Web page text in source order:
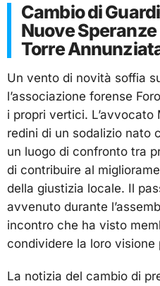
Cambio di
Nuove
Torre
Un vento di novità soffia
l’associazione forense
i propri vertici. L’avvocato
redini di un sodalizio nato
un luogo di confronto tra
di contribuire al
della giustizia locale. Il
avvenuto durante
incontro che ha visto
condividere la loro visione
La notizia del cambio di